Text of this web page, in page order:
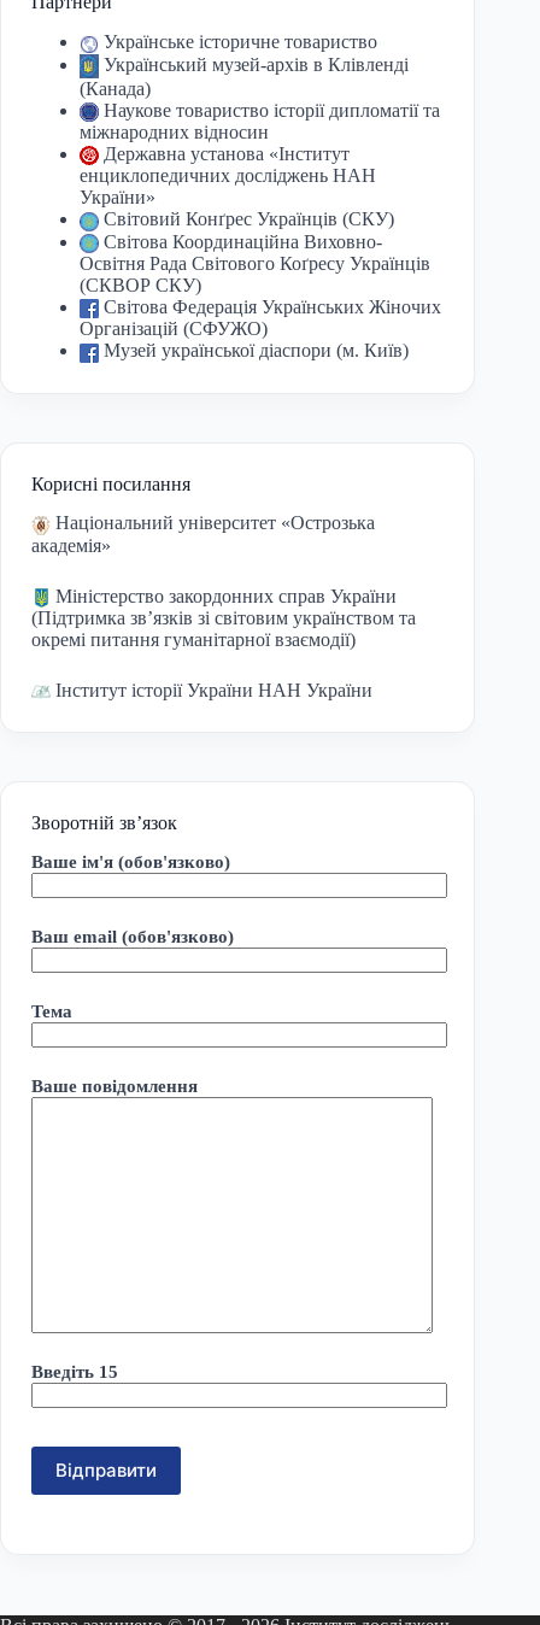
Українське історичне товариство
Український музей-архів в Клівленді
(Канада)
Наукове товариство історії дипломатії та
міжнародних відносин
Державна установа «Інститут
енциклопедичних досліджень НАН
України»
Світовий Конґрес Українців (СКУ)
Світова Координаційна Виховно-
Освітня Рада Світового Коґресу Українців
(СКВОР СКУ)
Світова Федерація Українських Жіночих
Організацій (СФУЖО)
Музей української діаспори (м. Київ)
Корисні посилання
Національний університет «Острозька
академія»
Міністерство закордонних справ України
(Підтримка зв’язків зі світовим українством та
окремі питання гуманітарної взаємодії)
Інститут історії України НАН України
Зворотній зв’язок
Ваше ім'я (обов'язково)
Ваш email (обов'язково)
Тема
Ваше повідомлення
Введіть 15